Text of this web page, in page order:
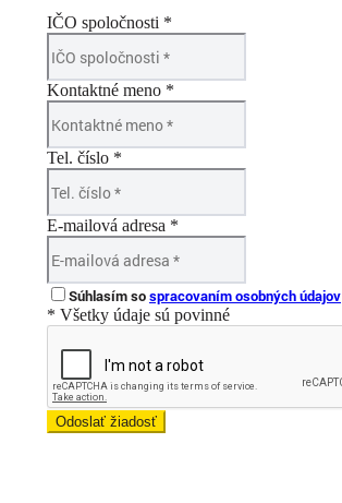
IČO spoločnosti *
Kontaktné meno *
Tel. číslo *
E-mailová adresa *
Súhlasím sospracovaním osobných údajov
* Všetky údaje sú povinné
Odoslať žiadosť